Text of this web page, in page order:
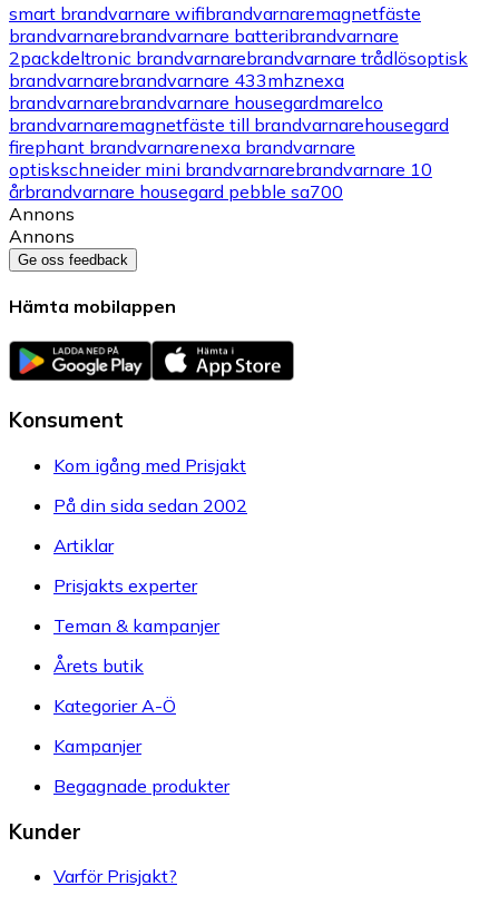
smart brandvarnare wifibrandvarnaremagnetfäste
brandvarnarebrandvarnare batteribrandvarnare
2packdeltronic brandvarnarebrandvarnare trådlösoptisk
brandvarnarebrandvarnare 433mhznexa
brandvarnarebrandvarnare housegardmarelco
brandvarnaremagnetfäste till brandvarnarehousegard
firephant brandvarnarenexa brandvarnare
optiskschneider mini brandvarnarebrandvarnare 10
årbrandvarnare housegard pebble sa700
Annons
Annons
Ge oss feedback
Hämta mobilappen
Konsument
Kom igång med Prisjakt
På din sida sedan 2002
Artiklar
Prisjakts experter
Teman & kampanjer
Årets butik
Kategorier A-Ö
Kampanjer
Begagnade produkter
Kunder
Varför Prisjakt?